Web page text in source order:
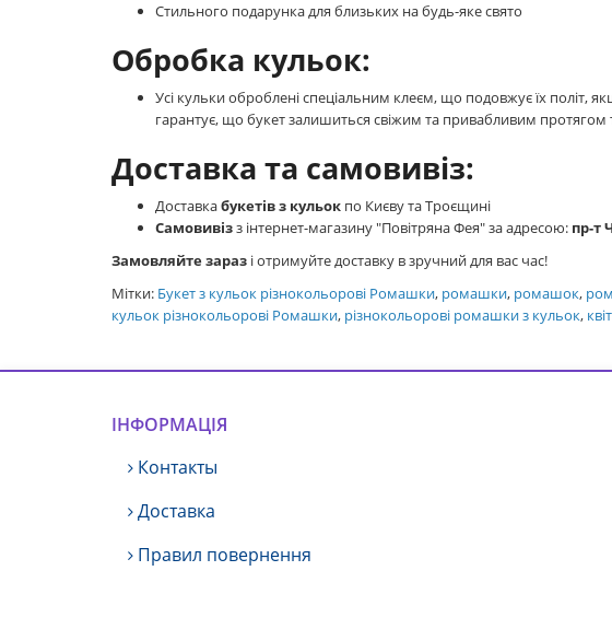
Стильного подарунка для близьких на будь-яке свято
Обробка кульок:
Усі кульки оброблені спеціальним клеєм, що подовжує їх політ,
гарантує, що букет залишиться свіжим та привабливим протягом
Доставка та самовивіз:
Доставкабукетів з кульок по Києву та Троєщині
Самовивізз інтернет-магазину "Повітряна Фея" за адресою: пр-т
Замовляйте зараз і отримуйте доставку в зручний для вас час!
Мітки: Букет з кульок різнокольорові Ромашки, ромашки, ромашок,
кульок різнокольорові Ромашки, різнокольорові ромашки з кульок,
ІНФОРМАЦІЯ
Контакты
Доставка
Правил повернення